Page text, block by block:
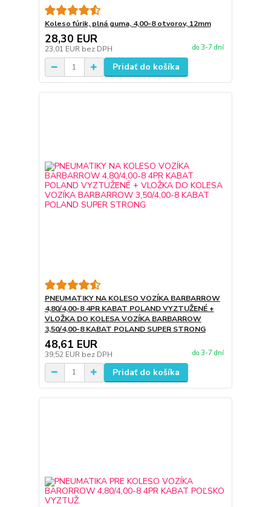
Koleso fúrik, plná guma, 4,00-8 otvorov, 12mm
28,30 EUR
23,01 EUR bez DPH do 3-7 dní
Pridať do košíka
PNEUMATIKY NA KOLESO VOZÍKA BARBARROW
4,80/4,00-8 4PR KABAT POLAND VYZTUŽENÉ +
VLOŽKA DO KOLESA VOZÍKA BARBARROW
3,50/4,00-8 KABAT POLAND SUPER STRONG
48,61 EUR
39,52 EUR bez DPH do 3-7 dní
Pridať do košíka